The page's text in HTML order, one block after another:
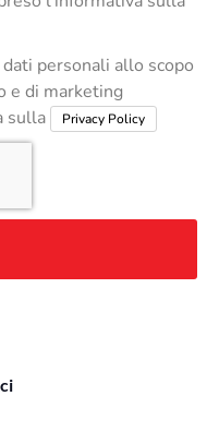
personali allo scopo
e di marketing
sulla
Privacy Policy